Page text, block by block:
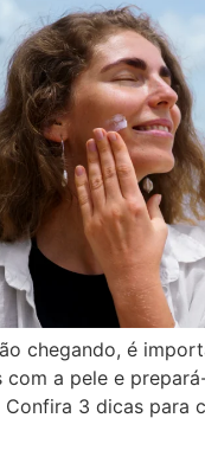
chegando, é
com a pele e
3 dicas para